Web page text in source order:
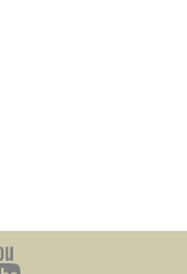
dei prodotti.
Servizio